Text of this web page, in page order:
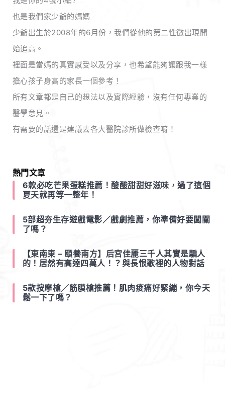
也是我們家少爺的媽媽
少爺出生於2008年的6月份，我們從他的第二性徵出現開
始追高。
裡面是當媽的真實感受以及分享，也希望能夠讓跟我一樣
擔心孩子身高的家長一個參考！
所有文章都是自己的想法以及實際經驗，沒有任何專業的
醫學意見。
有需要的話還是建議去各大醫院診所做檢查唷！
熱門文章
6款必吃芒果蛋糕推薦！酸酸甜甜好滋味，過了這個
夏天就再等一整年！
5部超夯生存遊戲電影／戲劇推薦，你準備好要闖關
了嗎？
【東南東 – 頤養南方】后宮佳麗三千人其實是騙人
的！居然有高達四萬人！？與長恨歌裡的人物對話
5款按摩槍／筋膜槍推薦！肌肉痠痛好緊繃，你今天
鬆一下了嗎？